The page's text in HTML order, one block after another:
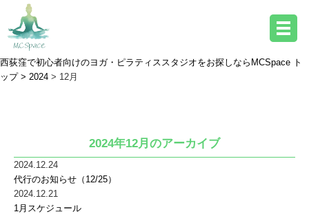
西荻窪で初心者向けのヨガ・ピラティススタジオをお探しならMCSpace ト
ップ > 2024 > 12月
2024年12月のアーカイブ
2024.12.24
代行のお知らせ（12/25）
2024.12.21
1月スケジュール